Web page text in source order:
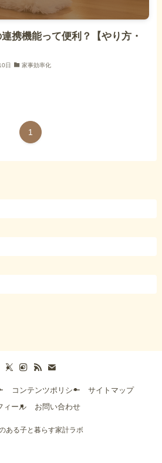
携機能って便利？【やり方・
日 家事効率化
1
コンテンツポリシー
サイトマップ
ィール
お問い合わせ
ある子と暮らす家計ラボ